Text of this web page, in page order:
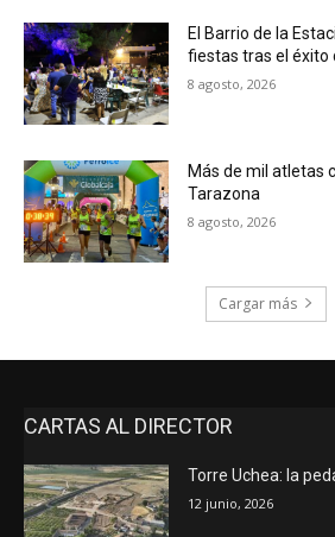
El Barrio de la
fiestas tras el éxito
8 agosto, 2026
Más de mil atletas
Tarazona
8 agosto, 2026
Cargar más
CARTAS AL DIRECTOR
Torre Uchea: la
12 junio, 2026